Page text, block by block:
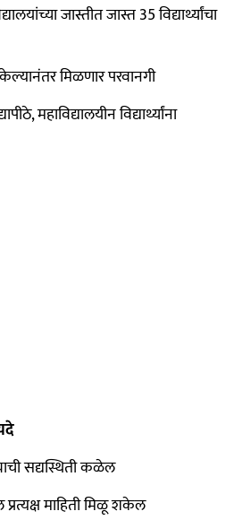
जास्तीत जास्त 35 विद्यार्थ्यांचा
मिळणार परवानगी
महाविद्यालयीन विद्यार्थ्यांना
सद्यस्थिती कळेल
प्रत्यक्ष माहिती मिळू शकेल